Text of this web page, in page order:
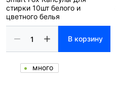
стирки 10шт белого и
цветного белья
В корзину
много